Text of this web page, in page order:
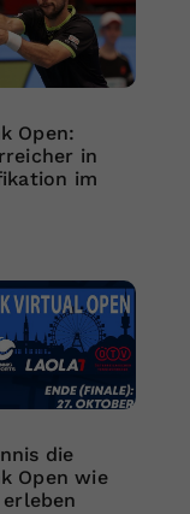
Open:
in
im
die
Open wie